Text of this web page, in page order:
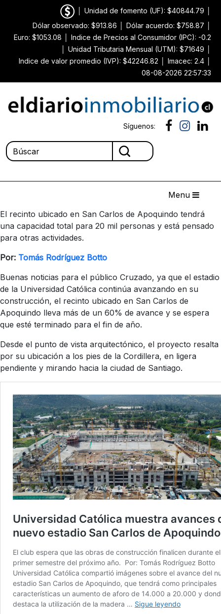
Unidad de fomento (UF): $40844.79
Dólar observado: $913.86
Dólar acuerdo: $758.87
Euro: $1053.08
Indice de Precios al Consumidor (IPC): -0.2
Unidad Tributaria Mensual (UTM): $71649
Indice de valor promedio (IVP): $42246.82
Imacec: 2.4
08-08-2026 22:57:33
Síguenos:
Menu
El recinto ubicado en San Carlos de Apoquindo tendrá
una capacidad total para 20 mil personas y está pensado
para otras actividades.
Por: Tomás Rodríguez Botto
Buenas noticias para el público Cruzado, ya que el estadio
de la Universidad Católica continúa avanzando en su
construcción, el recinto ubicado en San Carlos de
Apoquindo lleva más de un 60% de avance y se espera
que esté terminado para el fin de año.
Desde el punto de vista arquitectónico, el proyecto resalta
por su ubicación a los pies de la Cordillera, en ligera
pendiente y mirando hacia la ciudad de Santiago.